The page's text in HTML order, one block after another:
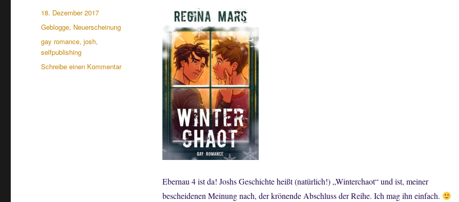
Ebernau 4 ist da! Joshs Geschichte heißt (natürlich!) „Winterchaot“ und ist, meiner
bescheidenen Meinung nach, der krönende Abschluss der Reihe. Ich mag ihn einfach.
Veröffentlicht
am
18. Dezember 2017
Kategorien
Geblogge, Neuerscheinung
Schlagwörter
gay romance,josh,
selfpublishing
Schreibe einen Kommentarzu